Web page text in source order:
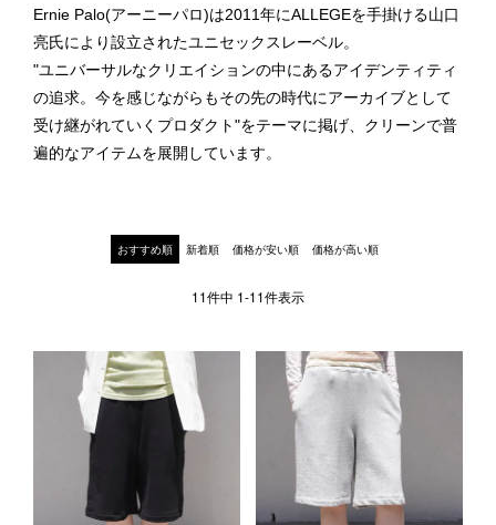
全てのブランド
UNIVERSAL PRODUCTS.
EVCON
Ernie Palo(アーニーパロ)は2011年にALLEGEを手掛ける山口
亮氏により設立されたユニセックスレーベル。
"ユニバーサルなクリエイションの中にあるアイデンティティ
の追求。今を感じながらもその先の時代にアーカイブとして
受け継がれていくプロダクト"をテーマに掲げ、クリーンで普
遍的なアイテムを展開しています。
おすすめ順 新着順 価格が安い順 価格が高い順
11件中 1-11件表示